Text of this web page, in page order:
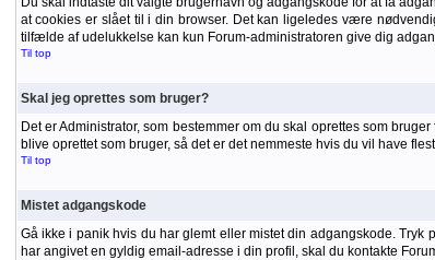
at cookies er slået til i din browser. Det kan ligeledes være
tilfælde af udelukkelse kan kun Forum-administratoren give dig
Til top
Skal jeg oprettes som bruger?
Det er Administrator, som bestemmer om du skal oprettes som
blive oprettet som bruger, så det er det nemmeste hvis du vil have
Til top
Mistet adgangskode
Gå ikke i panik hvis du har glemt eller mistet din adgangskode.
har angivet en gyldig email-adresse i din profil, skal du kontakte